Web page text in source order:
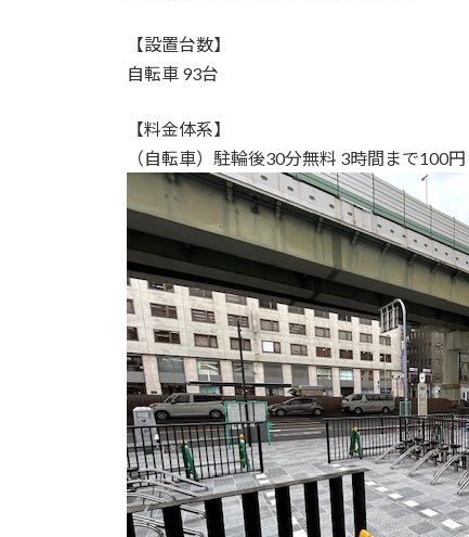
【設置台数】
自転車 93台
【料金体系】
（自転車）駐輪後30分無料 3時間まで100